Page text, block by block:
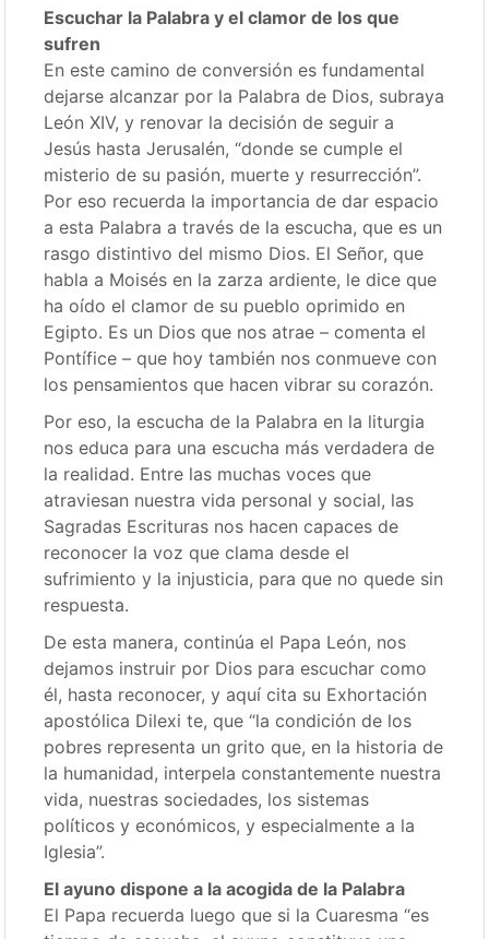
Escuchar la Palabra y el clamor de los que
sufren
En este camino de conversión es fundamental
dejarse alcanzar por la Palabra de Dios, subraya
León XIV, y renovar la decisión de seguir a
Jesús hasta Jerusalén, “donde se cumple el
misterio de su pasión, muerte y resurrección”.
Por eso recuerda la importancia de dar espacio
a esta Palabra a través de la escucha, que es un
rasgo distintivo del mismo Dios. El Señor, que
habla a Moisés en la zarza ardiente, le dice que
ha oído el clamor de su pueblo oprimido en
Egipto. Es un Dios que nos atrae – comenta el
Pontífice – que hoy también nos conmueve con
los pensamientos que hacen vibrar su corazón.
Por eso, la escucha de la Palabra en la liturgia
nos educa para una escucha más verdadera de
la realidad. Entre las muchas voces que
atraviesan nuestra vida personal y social, las
Sagradas Escrituras nos hacen capaces de
reconocer la voz que clama desde el
sufrimiento y la injusticia, para que no quede sin
respuesta.
De esta manera, continúa el Papa León, nos
dejamos instruir por Dios para escuchar como
él, hasta reconocer, y aquí cita su Exhortación
apostólica Dilexi te, que “la condición de los
pobres representa un grito que, en la historia de
la humanidad, interpela constantemente nuestra
vida, nuestras sociedades, los sistemas
políticos y económicos, y especialmente a la
Iglesia”.
El ayuno dispone a la acogida de la Palabra
El Papa recuerda luego que si la Cuaresma “es